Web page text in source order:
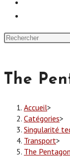
The
Accueil>
Catégories>
Singularité
Transport>
The